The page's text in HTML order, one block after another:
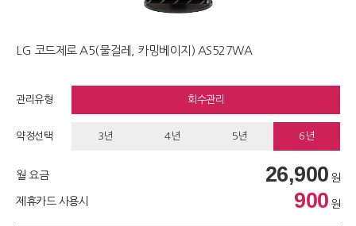
LG 코드제로 A5(물걸레, 카밍베이지) AS527WA
관리유형 회수관리
약정선택 3년 4년 5년 6년
월 요금 26,900 원
제휴카드 사용시 900 원